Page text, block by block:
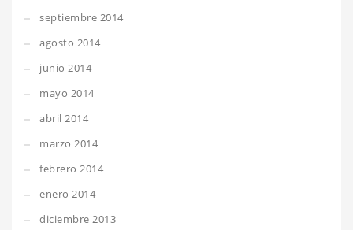
septiembre 2014
agosto 2014
junio 2014
mayo 2014
abril 2014
marzo 2014
febrero 2014
enero 2014
diciembre 2013